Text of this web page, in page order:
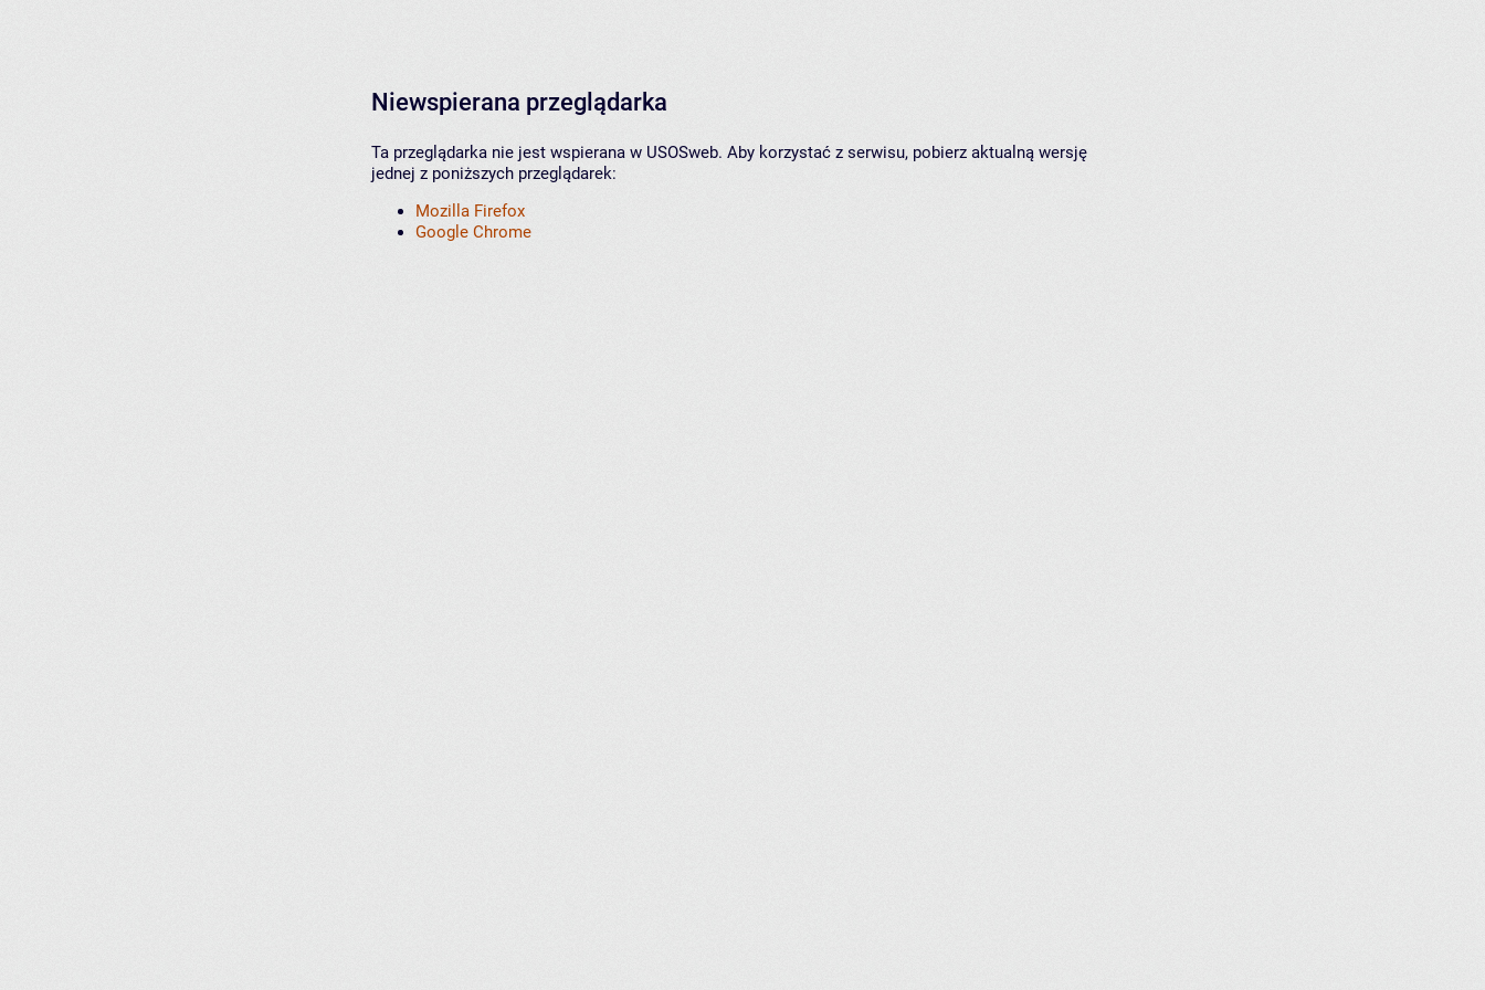
Niewspierana przeglądarka
Ta przeglądarka nie jest wspierana w USOSweb. Aby korzystać z serwisu, pobierz aktualną wersję
jednej z poniższych przeglądarek:
Mozilla Firefox
Google Chrome